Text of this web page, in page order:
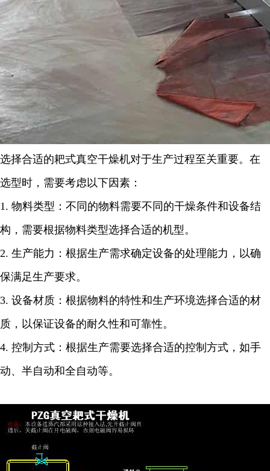
选择合适的耙式真空干燥机对于生产过程至关重要。在
选型时，需要考虑以下因素：
1. 物料类型：不同的物料需要不同的干燥条件和设备结
构，需要根据物料类型选择合适的机型。
2. 生产能力：根据生产需求确定设备的处理能力，以确
保满足生产要求。
3. 设备材质：根据物料的特性和生产环境选择合适的材
质，以保证设备的耐久性和可靠性。
4. 控制方式：根据生产需要选择合适的控制方式，如手
动、半自动和全自动等。